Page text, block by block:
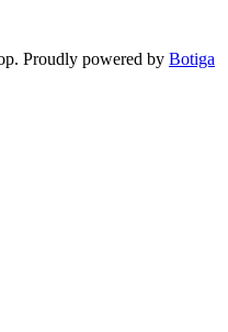
Proudly powered by Botiga